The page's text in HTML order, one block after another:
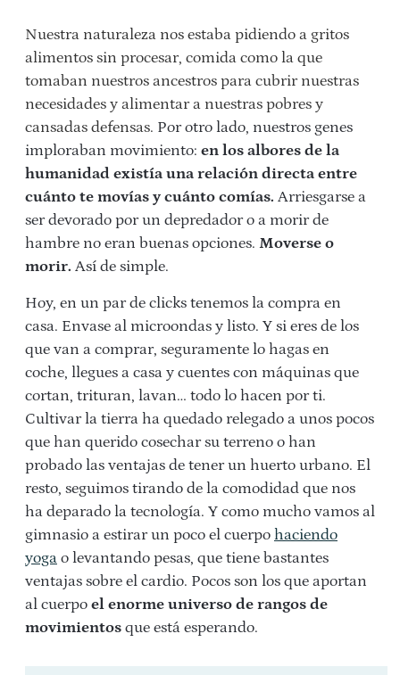
Nuestra naturaleza nos estaba pidiendo a gritos
alimentos sin procesar, comida como la que
tomaban nuestros ancestros para cubrir nuestras
necesidades y alimentar a nuestras pobres y
cansadas defensas. Por otro lado, nuestros genes
imploraban movimiento: en los albores de la
humanidad existía una relación directa entre
cuánto te movías y cuánto comías. Arriesgarse a
ser devorado por un depredador o a morir de
hambre no eran buenas opciones. Moverse o
morir. Así de simple.
Hoy, en un par de clicks tenemos la compra en
casa. Envase al microondas y listo. Y si eres de los
que van a comprar, seguramente lo hagas en
coche, llegues a casa y cuentes con máquinas que
cortan, trituran, lavan… todo lo hacen por ti.
Cultivar la tierra ha quedado relegado a unos pocos
que han querido cosechar su terreno o han
probado las ventajas de tener un huerto urbano. El
resto, seguimos tirando de la comodidad que nos
ha deparado la tecnología. Y como mucho vamos al
gimnasio a estirar un poco el cuerpo haciendo
yoga o levantando pesas, que tiene bastantes
ventajas sobre el cardio. Pocos son los que aportan
al cuerpo el enorme universo de rangos de
movimientos que está esperando.